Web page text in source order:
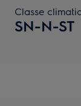
Classe
SN-N-ST